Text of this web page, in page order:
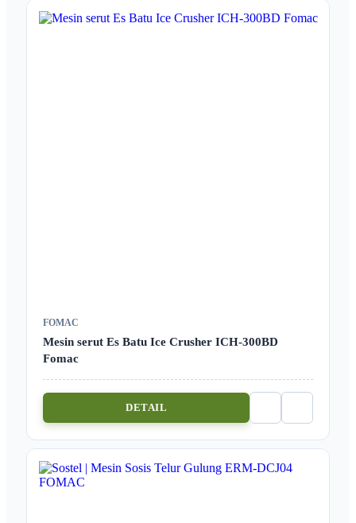
FOMAC
Mesin serut Es Batu Ice Crusher ICH-300BD
Fomac
DETAIL